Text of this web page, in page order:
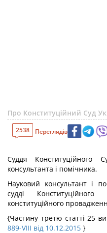
Про Конституційний Суд
2538 Переглядів
Суддя Конституційного
консультанта і помічника.
Науковий консультант і
судді
конституційного
{Частину третю статті 25
889-VIII від 10.12.2015 }